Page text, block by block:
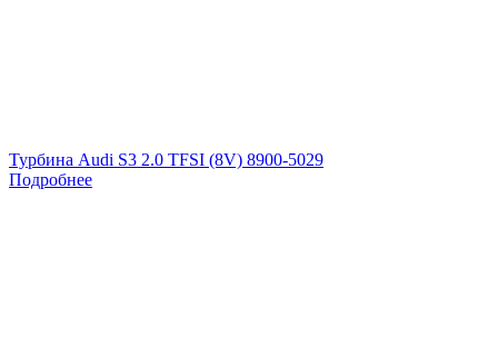
Турбина Audi S3 2.0 TFSI (8V) 8900-5029
Подробнее